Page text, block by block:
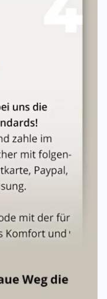
(ebenso bei
Deckung für
€ für
max.
zur Höhe der
auf